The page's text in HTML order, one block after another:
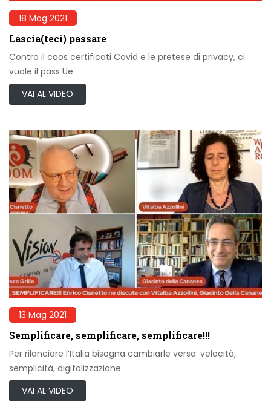
18 Mag 2021
Lascia(teci) passare
Contro il caos certificati Covid e le pretese di privacy, ci
vuole il pass Ue
VAI AL VIDEO
13 Mag 2021
Semplificare, semplificare, semplificare!!!
Per rilanciare l’Italia bisogna cambiarle verso: velocità,
semplicità, digitalizzazione
VAI AL VIDEO